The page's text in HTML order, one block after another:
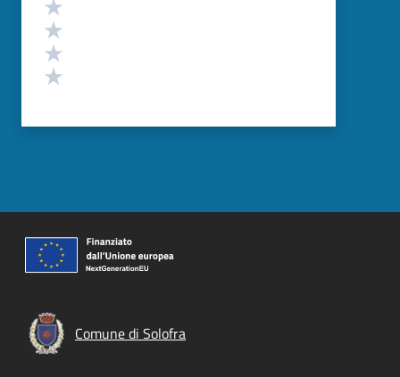
Comune di Solofra